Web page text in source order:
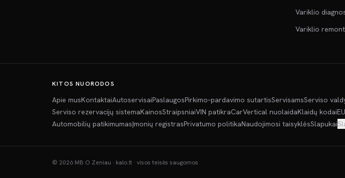
Variklio
Variklio
KITOS NUORODOS
Apie musKontaktaiAutoservisaiPaslaugosPirkimo–pardavimo sutartisServisamsServiso
Serviso rezervacijų sistemaKainosStraipsniaiVIN patikraCarVertical nuolaidaKlaidų kodai
Automobilių patikimumasĮmonių registrasPrivatumo politikaNaudojimosi taisyklėsSlapukai
© 2026 MB O Zeniau · kalo.lt · visos teisės saugomos